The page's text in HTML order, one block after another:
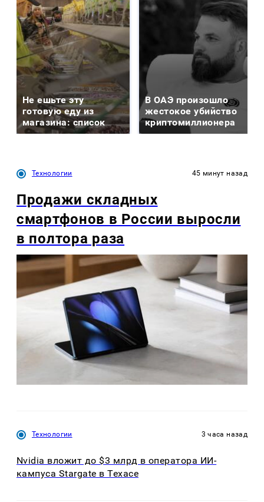
Не ешьте эту
готовую еду из
магазина: список
В ОАЭ произошло
жестокое убийство
криптомиллионера
Технологии 45 минут назад
Продажи складных
смартфонов в России выросли
в полтора раза
Технологии 3 часа назад
Nvidia вложит до $3 млрд в оператора ИИ-
кампуса Stargate в Техасе